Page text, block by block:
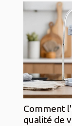
Comment
qualité de